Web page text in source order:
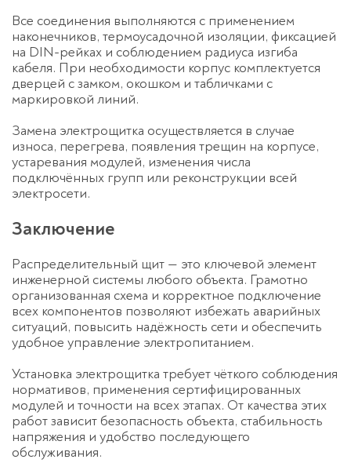
Все соединения выполняются с применением
наконечников, термоусадочной изоляции, фиксацией
на DIN-рейках и соблюдением радиуса изгиба
кабеля. При необходимости корпус комплектуется
дверцей с замком, окошком и табличками с
маркировкой линий.
Замена электрощитка осуществляется в случае
износа, перегрева, появления трещин на корпусе,
устаревания модулей, изменения числа
подключённых групп или реконструкции всей
электросети.
Заключение
Распределительный щит — это ключевой элемент
инженерной системы любого объекта. Грамотно
организованная схема и корректное подключение
всех компонентов позволяют избежать аварийных
ситуаций, повысить надёжность сети и обеспечить
удобное управление электропитанием.
Установка электрощитка требует чёткого соблюдения
нормативов, применения сертифицированных
модулей и точности на всех этапах. От качества этих
работ зависит безопасность объекта, стабильность
напряжения и удобство последующего
обслуживания.
Оставьте заявку